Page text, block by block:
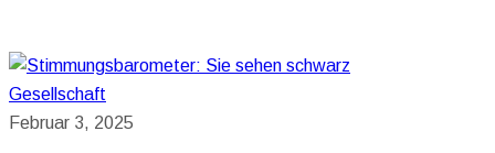
Gesellschaft
Februar 3, 2025